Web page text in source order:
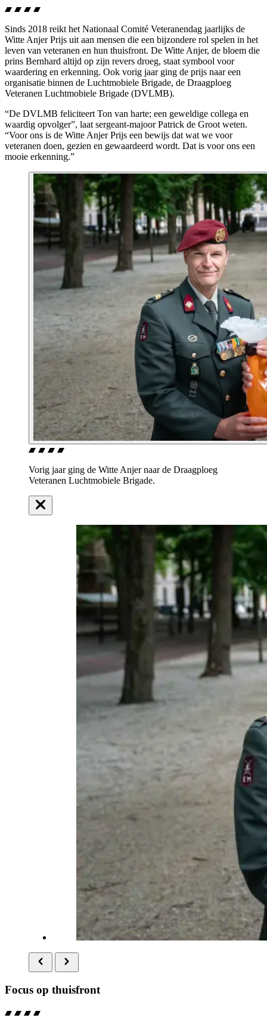
Sinds 2018 reikt het Nationaal Comité Veteranendag jaarlijks de
Witte Anjer Prijs uit aan mensen die een bijzondere rol spelen in het
leven van veteranen en hun thuisfront. De Witte Anjer, de bloem die
prins Bernhard altijd op zijn revers droeg, staat symbool voor
waardering en erkenning. Ook vorig jaar ging de prijs naar een
organisatie binnen de Luchtmobiele Brigade, de Draagploeg
Veteranen Luchtmobiele Brigade (DVLMB).
“De DVLMB feliciteert Ton van harte; een geweldige collega en
waardig opvolger”, laat sergeant-majoor Patrick de Groot weten.
“Voor ons is de Witte Anjer Prijs een bewijs dat wat we voor
veteranen doen, gezien en gewaardeerd wordt. Dat is voor ons een
mooie erkenning.”
Vorig jaar ging de Witte Anjer naar de Draagploeg
Veteranen Luchtmobiele Brigade.
Focus op thuisfront